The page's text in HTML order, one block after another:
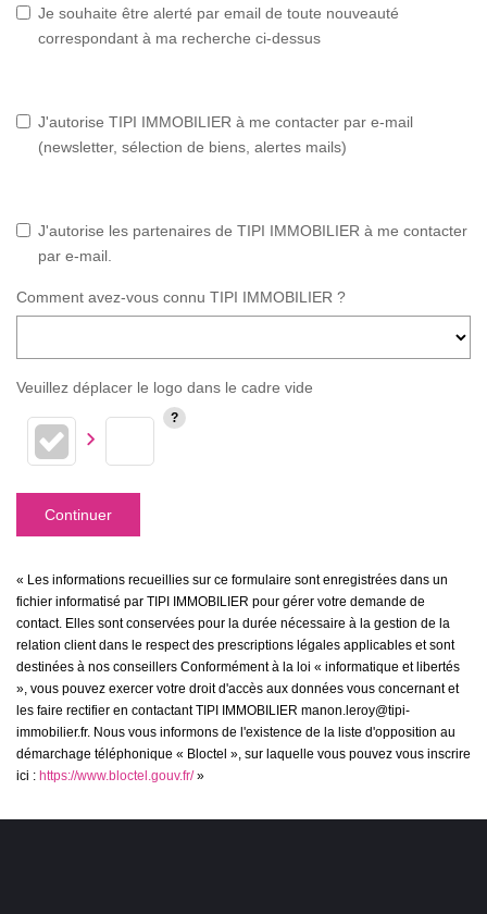
Je souhaite être alerté par email de toute nouveauté
correspondant à ma recherche ci-dessus
J'autorise TIPI IMMOBILIER à me contacter par e-mail
(newsletter, sélection de biens, alertes mails)
J'autorise les partenaires de TIPI IMMOBILIER à me contacter
par e-mail.
Comment avez-vous connu TIPI IMMOBILIER ?
Veuillez déplacer le logo dans le cadre vide
Continuer
« Les informations recueillies sur ce formulaire sont enregistrées dans un
fichier informatisé par TIPI IMMOBILIER pour gérer votre demande de
contact. Elles sont conservées pour la durée nécessaire à la gestion de la
relation client dans le respect des prescriptions légales applicables et sont
destinées à nos conseillers Conformément à la loi « informatique et libertés
», vous pouvez exercer votre droit d'accès aux données vous concernant et
les faire rectifier en contactant TIPI IMMOBILIER manon.leroy@tipi-
immobilier.fr. Nous vous informons de l'existence de la liste d'opposition au
démarchage téléphonique « Bloctel », sur laquelle vous pouvez vous inscrire
ici : https://www.bloctel.gouv.fr/»